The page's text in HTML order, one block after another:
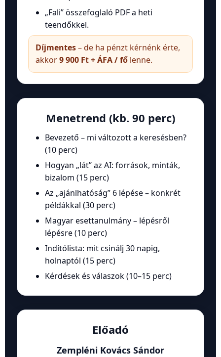
„Fali” összefoglaló PDF a heti
teendőkkel.
Díjmentes– de ha pénzt kérnénk érte,
akkor9 900 Ft + ÁFA / fő lenne.
Menetrend (kb. 90 perc)
Bevezető – mi változott a keresésben?
(10 perc)
Hogyan „lát” az AI: források, minták,
bizalom (15 perc)
Az „ajánlhatóság” 6 lépése – konkrét
példákkal (30 perc)
Magyar esettanulmány – lépésről
lépésre (10 perc)
Indítólista: mit csinálj 30 napig,
holnaptól (15 perc)
Kérdések és válaszok (10–15 perc)
Előadó
Zempléni Kovács Sándor